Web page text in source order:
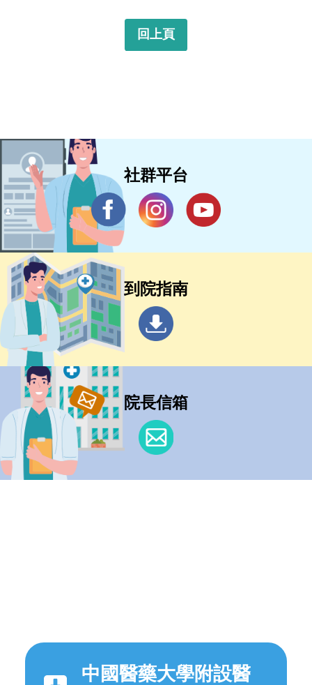
回上頁
社群平台
到院指南
院長信箱
中國醫藥大學附設醫